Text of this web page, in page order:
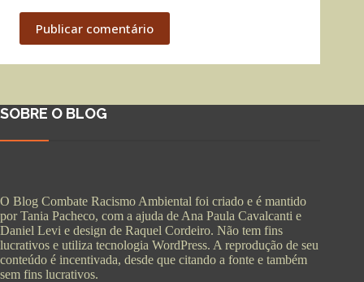
Publicar comentário
SOBRE O BLOG
O Blog Combate Racismo Ambiental foi criado e é mantido
por Tania Pacheco, com a ajuda de Ana Paula Cavalcanti e
Daniel Levi e design de Raquel Cordeiro. Não tem fins
lucrativos e utiliza tecnologia WordPress. A reprodução de seu
conteúdo é incentivada, desde que citando a fonte e também
sem fins lucrativos.